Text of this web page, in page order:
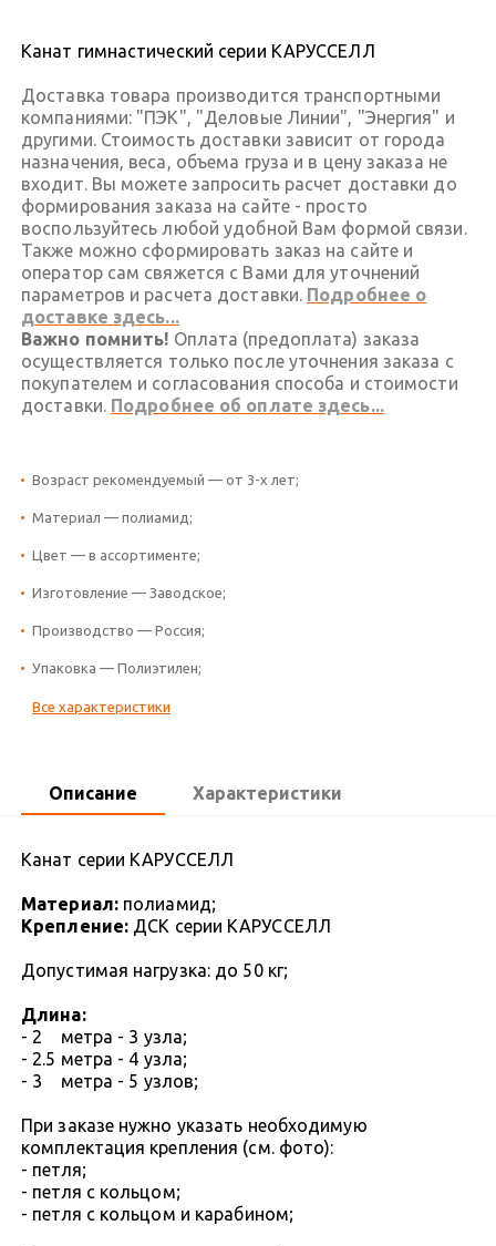
Канат гимнастический серии КАРУССЕЛЛ
Доставка товара производится транспортными
компаниями: "ПЭК", "Деловые Линии", "Энергия" и
другими. Стоимость доставки зависит от города
назначения, веса, объема груза и в цену заказа не
входит. Вы можете запросить расчет доставки до
формирования заказа на сайте - просто
воспользуйтесь любой удобной Вам формой связи.
Также можно сформировать заказ на сайте и
оператор сам свяжется с Вами для уточнений
параметров и расчета доставки. Подробнее о
доставке здесь...
Важно помнить! Оплата (предоплата) заказа
осуществляется только после уточнения заказа с
покупателем и согласования способа и стоимости
доставки. Подробнее об оплате здесь...
Возраст рекомендуемый — от 3-х лет;
Материал — полиамид;
Цвет — в ассортименте;
Изготовление — Заводское;
Производство — Россия;
Упаковка — Полиэтилен;
Все характеристики
Описание Характеристики
Канат серии КАРУССЕЛЛ
Материал:полиамид;
Крепление: ДСК серии КАРУССЕЛЛ
Допустимая нагрузка: до 50 кг;
Длина:
- 2 метра - 3 узла;
- 2.5 метра - 4 узла;
- 3 метра - 5 узлов;
При заказе нужно указать необходимую
комплектация крепления (см. фото):
- петля;
- петля с кольцом;
- петля с кольцом и карабином;